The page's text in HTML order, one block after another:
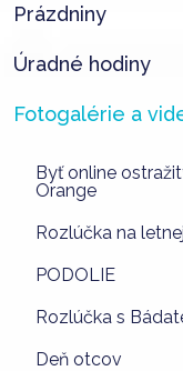
Prázdniny
Úradné hodiny
Fotogalérie a
Byť online
Orange
Rozlúčka na
PODOLIE
Rozlúčka s
Deň otcov